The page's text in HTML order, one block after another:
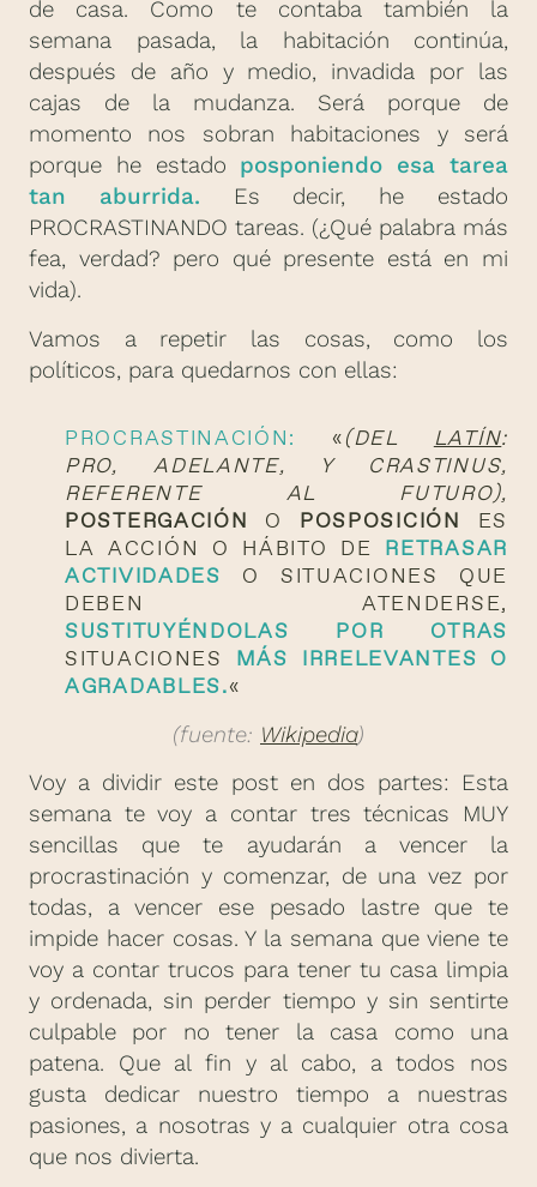
de casa. Como te contaba también la
semana pasada, la habitación continúa,
después de año y medio, invadida por las
cajas de la mudanza. Será porque de
momento nos sobran habitaciones y será
porque he estado posponiendo esa tarea
tan aburrida. Es decir, he estado
PROCRASTINANDO tareas. (¿Qué palabra más
fea, verdad? pero qué presente está en mi
vida).
Vamos a repetir las cosas, como los
políticos, para quedarnos con ellas:
PROCRASTINACIÓN: «(DEL LATÍN:
PRO, ADELANTE, Y CRASTINUS,
REFERENTE AL FUTURO),
POSTERGACIÓN
O POSPOSICIÓN
ES
LA ACCIÓN O HÁBITO DE RETRASAR
ACTIVIDADES O SITUACIONES QUE
DEBEN ATENDERSE,
SUSTITUYÉNDOLAS POR OTRAS
SITUACIONES MÁS IRRELEVANTES O
AGRADABLES.«
(fuente: Wikipedia)
Voy a dividir este post en dos partes: Esta
semana te voy a contar tres técnicas MUY
sencillas que te ayudarán a vencer la
procrastinación y comenzar, de una vez por
todas, a vencer ese pesado lastre que te
impide hacer cosas. Y la semana que viene te
voy a contar trucos para tener tu casa limpia
y ordenada, sin perder tiempo y sin sentirte
culpable por no tener la casa como una
patena. Que al fin y al cabo, a todos nos
gusta dedicar nuestro tiempo a nuestras
pasiones, a nosotras y a cualquier otra cosa
que nos divierta.